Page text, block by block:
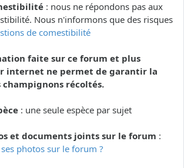
: nous ne répondons pas aux
Nous n'informons que des risques
de comestibilité
faite sur ce forum et plus
internet ne permet de garantir la
récoltés.
: une seule espèce par sujet
et documents joints sur le forum :
photos sur le forum ?